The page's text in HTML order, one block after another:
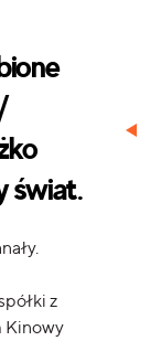
świat.
z
Kinowy